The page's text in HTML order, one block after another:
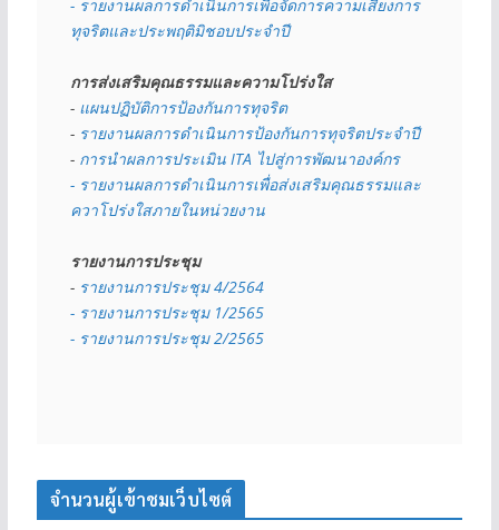
- รายงานผลการดำเนินการเพื่อจัดการความเสี่ยงการ
ทุจริตและประพฤติมิชอบประจำปี
การส่งเสริมคุณธรรมและความโปร่งใส
- แผนปฏิบัติการป้องกันการทุจริต
- รายงานผลการดำเนินการป้องกันการทุจริตประจำปี
- การนำผลการประเมิน ITA ไปสู่การพัฒนาองค์กร
- รายงานผลการดำเนินการเพื่อส่งเสริมคุณธรรมและ
ควาโปร่งใสภายในหน่วยงาน
รายงานการประชุม
- รายงานการประชุม 4/2564
- รายงานการประชุม 1/2565
- รายงานการประชุม 2/2565
จำนวนผู้เข้าชมเว็บไซต์